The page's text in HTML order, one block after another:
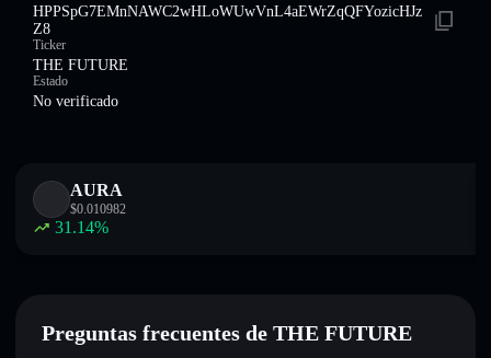
HPPSpG7EMnNAWC2wHLoWUwVnL4aEWrZqQFYozicHJz
Z8
Ticker
THE FUTURE
Estado
No verificado
AURA
$0.010982
31.14%
Preguntas frecuentes de THE FUTURE